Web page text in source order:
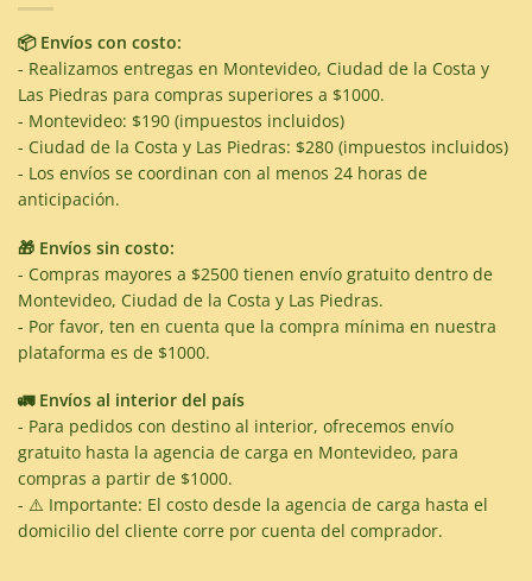
📦 Envíos con costo:
- Realizamos entregas en Montevideo, Ciudad de la Costa y
Las Piedras para compras superiores a $1000.
- Montevideo: $190 (impuestos incluidos)
- Ciudad de la Costa y Las Piedras: $280 (impuestos incluidos)
- Los envíos se coordinan con al menos 24 horas de
anticipación.
🎁 Envíos sin costo:
- Compras mayores a $2500 tienen envío gratuito dentro de
Montevideo, Ciudad de la Costa y Las Piedras.
- Por favor, ten en cuenta que la compra mínima en nuestra
plataforma es de $1000.
🚛 Envíos al interior del país
- Para pedidos con destino al interior, ofrecemos envío
gratuito hasta la agencia de carga en Montevideo, para
compras a partir de $1000.
- ⚠️ Importante: El costo desde la agencia de carga hasta el
domicilio del cliente corre por cuenta del comprador.